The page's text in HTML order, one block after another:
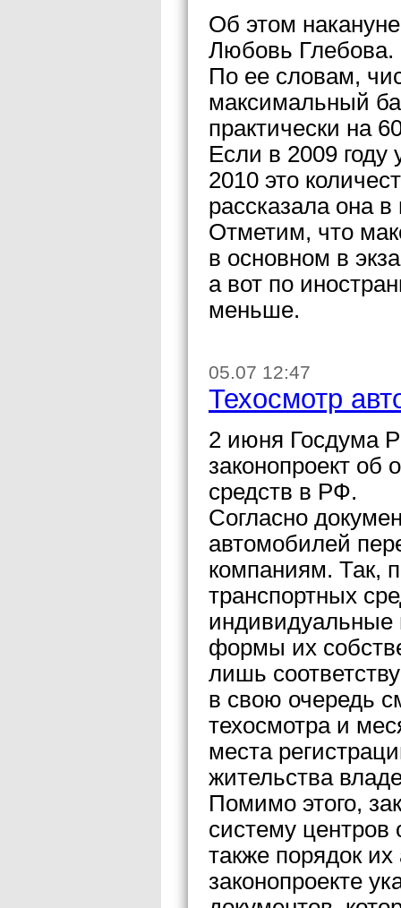
Об этом
Любовь Глебова.
По ее словам,
максимальный
практически на
Если в 2009 году
2010 это
рассказала она
Отметим, что
в основном в
а вот по
меньше.
05.07 12:47
Техосмотр
2 июня Госдума
законопроект об
средств в РФ.
Согласно
автомобилей
компаниям. Так,
транспортных
индивидуальные
формы их
лишь
в свою очередь
техосмотра и
места
жительства
Помимо этого,
систему центров
также порядок
законопроекте